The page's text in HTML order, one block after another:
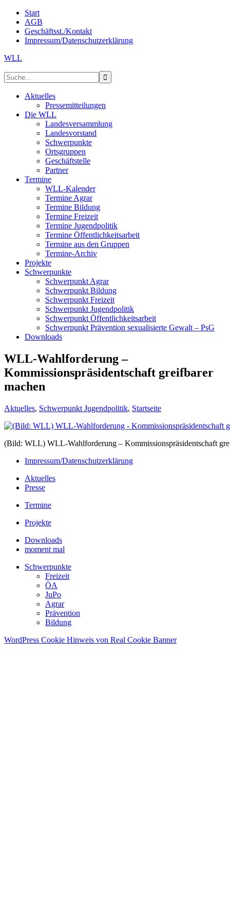
Start
AGB
Geschäftsst./Kontakt
Impressum/Datenschutzerklärung
WLL
Aktuelles
Pressemitteilungen
Die WLL
Landesversammlung
Landesvorstand
Schwerpunkte
Ortsgruppen
Geschäftstelle
Partner
Termine
WLL-Kalender
Termine Agrar
Termine Bildung
Termine Freizeit
Termine Jugendpolitik
Termine Öffentlichkeitsarbeit
Termine aus den Gruppen
Termine-Archiv
Projekte
Schwerpunkte
Schwerpunkt Agrar
Schwerpunkt Bildung
Schwerpunkt Freizeit
Schwerpunkt Jugendpolitik
Schwerpunkt Öffentlichkeitsarbeit
Schwerpunkt Prävention sexualisierte Gewalt – PsG
Downloads
WLL-Wahlforderung –
Kommissionspräsidentschaft greifbarer
machen
Aktuelles, Schwerpunkt Jugendpolitik, Startseite
(Bild: WLL) WLL-Wahlforderung – Kommissionspräsidentschaft
Impressum/Datenschutzerklärung
Aktuelles
Presse
Termine
Projekte
Downloads
moment mal
Schwerpunkte
Freizeit
ÖA
JuPo
Agrar
Prävention
Bildung
WordPress Cookie Hinweis von Real Cookie Banner